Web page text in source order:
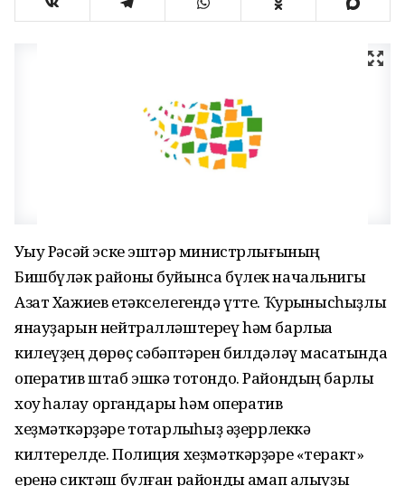
Уҡыу Рәсәй эске эштәр министрлығының
Бишбүләк районы буйынса бүлек начальнигы
Азат Хажиев етәкселегендә үтте. Ҡурҡынысһыҙлыҡ
янауҙарын нейтралләштереү hәм барлыҡҡа
килеүҙең дөрөҫ сәбәптәрен билдәләү маҡсатында
оператив штаб эшкә тотондо. Райондың барлыҡ
хоҡуҡ һаҡлау органдары hәм оператив
хеҙмәткәрҙәре тотҡарлыҡһыҙ әҙеррлеккә
килтерелде. Полиция хеҙмәткәрҙәре «теракт»
еренә сиктәш булған районды ҡамап алыуҙы